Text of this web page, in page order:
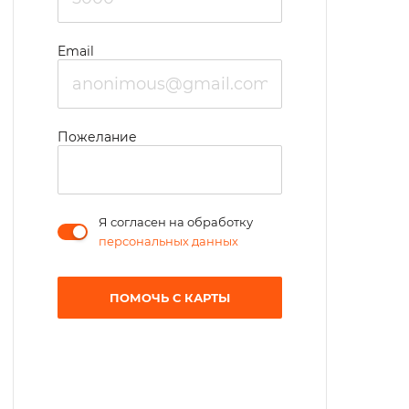
Email
Пожелание
Я согласен на обработку
персональных данных
ПОМОЧЬ С КАРТЫ